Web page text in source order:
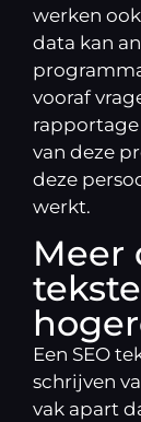
werken
data kan
vooraf
rapportage
van deze
deze
werkt.
Meer
Een SEO
schrijven
vak apart